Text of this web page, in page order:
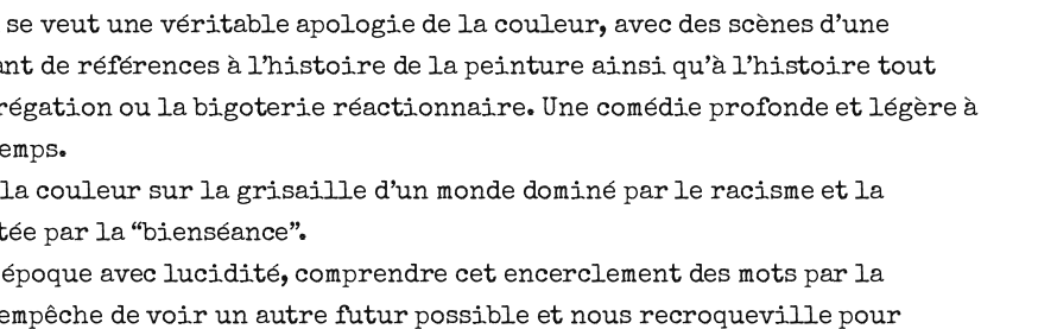
une véritable apologie de la couleur, avec des scènes d’une
de références à l’histoire de la peinture ainsi qu’à l’histoire tout
ou la bigoterie réactionnaire. Une comédie profonde et légère à
couleur sur la grisaille d’un monde dominé par le racisme et la
par la “bienséance”.
avec lucidité, comprendre cet encerclement des mots par la
de voir un autre futur possible et nous recroqueville pour